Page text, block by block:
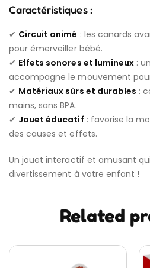
Caractéristiques :
✔ Circuit animé : les canards
pour émerveiller bébé.
✔ Effets sonores et lumineux :
accompagne le mouvement
✔ Matériaux sûrs et durables :
mains, sans BPA.
✔ Jouet éducatif : favorise la
des causes et effets.
Un jouet interactif et amusant
divertissement à votre enfant !
Related